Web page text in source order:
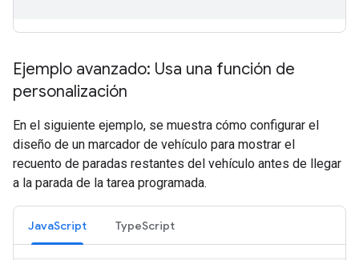
Ejemplo avanzado: Usa una función de
personalización
En el siguiente ejemplo, se muestra cómo configurar el
diseño de un marcador de vehículo para mostrar el
recuento de paradas restantes del vehículo antes de llegar
a la parada de la tarea programada.
JavaScript TypeScript